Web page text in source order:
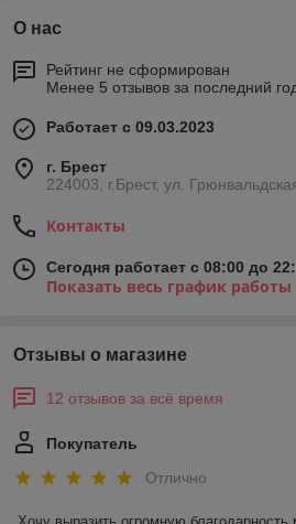
О нас
Рейтинг не сформирован
Менее 5 отзывов за последний
Работает с 09.03.2023
г. Брест
224003, г.Брест, ул.
Контакты
Сегодня работает с 08:00 до
Показать весь график работы
Отзывы о магазине
12 отзывов за всё время
Покупатель
Отлично